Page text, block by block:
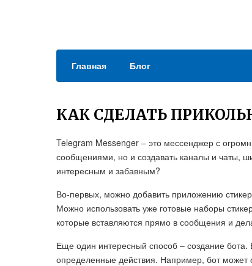
Главная Блог
КАК СДЕЛАТЬ
Telegram Messenger – это мессенджер с
сообщениями, но и создавать каналы и чаты,
интересным и забавным?
Во-первых, можно добавить приложению
Можно использовать уже готовые наборы
которые вставляются прямо в сообщения и
Еще один интересный способ – создание бота.
определенные действия. Например, бот может